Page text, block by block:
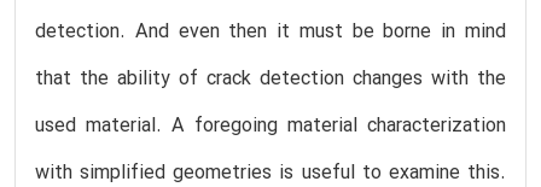
detection. And even then it must be borne in mind
that the ability of crack detection changes with the
used material. A foregoing material characterization
with simplified geometries is useful to examine this.